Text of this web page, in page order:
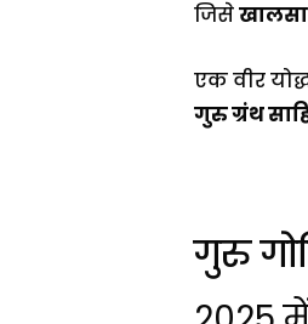
जिसेखालसा
एक वीर
गुरु ग्रंथ
गुरु